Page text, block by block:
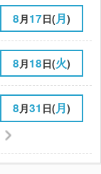
8月17日(月)
8月18日(火)
8月31 日(月)